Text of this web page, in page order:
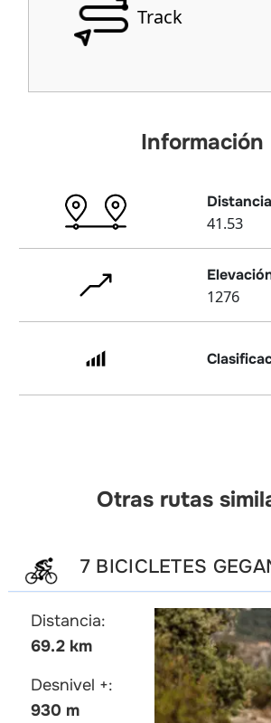
Track
Información
41.53
1276
Otras rutas
7 BICICLETES
Distancia:
69.2 km
Desnivel +:
930 m